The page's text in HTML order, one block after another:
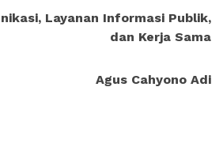
Layanan Informasi Publik,
dan Kerja Sama
Agus Cahyono Adi